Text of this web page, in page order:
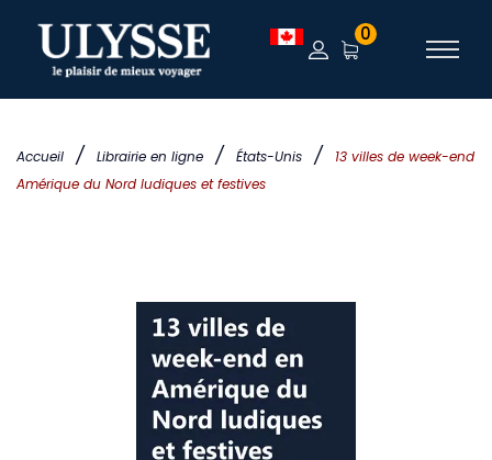
Accueil / Librairie en ligne / États-Unis /
13 villes de week-end
Amérique du Nord ludiques et festives
0